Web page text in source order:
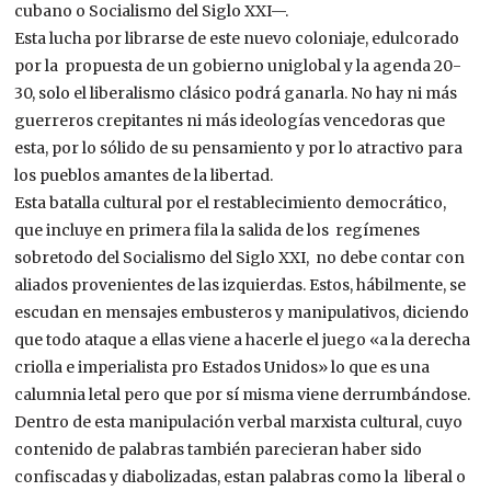
cubano o Socialismo del Siglo XXI—.
Esta lucha por librarse de este nuevo coloniaje, edulcorado
por la propuesta de un gobierno uniglobal y la agenda 20-
30, solo el liberalismo clásico podrá ganarla. No hay ni más
guerreros crepitantes ni más ideologías vencedoras que
esta, por lo sólido de su pensamiento y por lo atractivo para
los pueblos amantes de la libertad.
Esta batalla cultural por el restablecimiento democrático,
que incluye en primera fila la salida de los regímenes
sobretodo del Socialismo del Siglo XXI, no debe contar con
aliados provenientes de las izquierdas. Estos, hábilmente, se
escudan en mensajes embusteros y manipulativos, diciendo
que todo ataque a ellas viene a hacerle el juego «a la derecha
criolla e imperialista pro Estados Unidos» lo que es una
calumnia letal pero que por sí misma viene derrumbándose.
Dentro de esta manipulación verbal marxista cultural, cuyo
contenido de palabras también parecieran haber sido
confiscadas y diabolizadas, estan palabras como la liberal o